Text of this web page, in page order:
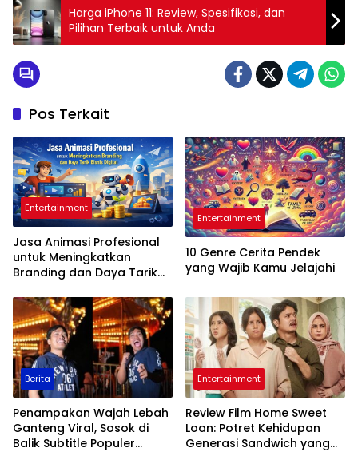
Harga iPhone 11: Review, Spesifikasi, dan
Pilihan Terbaik untuk Anda
Pos Terkait
Entertainment
Jasa Animasi Profesional
untuk Meningkatkan
Branding dan Daya Tarik
Entertainment
10 Genre Cerita Pendek
yang Wajib Kamu Jelajahi
Berita
Penampakan Wajah Lebah
Ganteng Viral, Sosok di
Balik Subtitle Populer
Entertainment
Review Film Home Sweet
Loan: Potret Kehidupan
Generasi Sandwich yang